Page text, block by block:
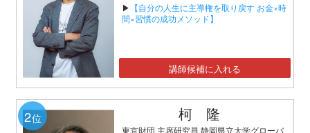
▶ 【自分の人生に主導権を取り戻す お金×時
間×習慣の成功メソッド】
講師候補に入れる
2位 柯 隆
東京財団 主席研究員 静岡県立大学グローバ